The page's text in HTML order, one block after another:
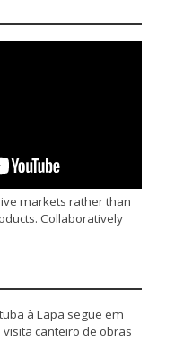
markets rather than
Collaboratively
à Lapa segue em
canteiro de obras